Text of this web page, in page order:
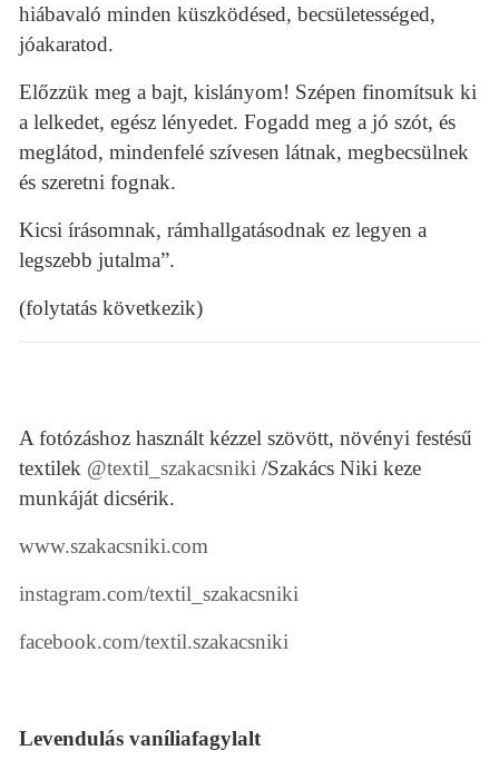
hiábavaló minden küszködésed, becsületességed,
jóakaratod.
Előzzük meg a bajt, kislányom! Szépen finomítsuk ki
a lelkedet, egész lényedet. Fogadd meg a jó szót, és
meglátod, mindenfelé szívesen látnak, megbecsülnek
és szeretni fognak.
Kicsi írásomnak, rámhallgatásodnak ez legyen a
legszebb jutalma”.
(folytatás következik)
A fotózáshoz használt kézzel szövött, növényi festésű
textilek @textil_szakacsniki /Szakács Niki keze
munkáját dicsérik.
www.szakacsniki.com
instagram.com/textil_szakacsniki
facebook.com/textil.szakacsniki
Levendulás vaníliafagylalt